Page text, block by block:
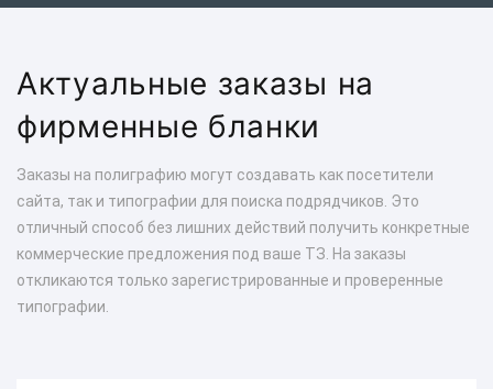
Актуальные заказы на
фирменные бланки
Заказы на полиграфию могут создавать как посетители
сайта, так и типографии для поиска подрядчиков. Это
отличный способ без лишних действий получить конкретные
коммерческие предложения под ваше ТЗ. На заказы
откликаются только зарегистрированные и проверенные
типографии.